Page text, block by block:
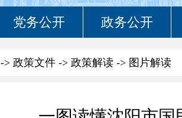
党务公开 政务公开
-> 政策文件 -> 政策解读 -> 图片解读